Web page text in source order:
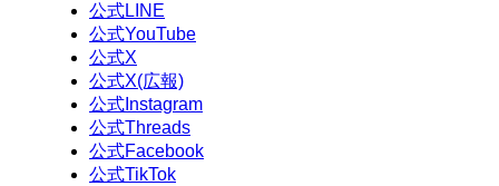
公式LINE
公式YouTube
公式X
公式X(広報)
公式Instagram
公式Threads
公式Facebook
公式TikTok